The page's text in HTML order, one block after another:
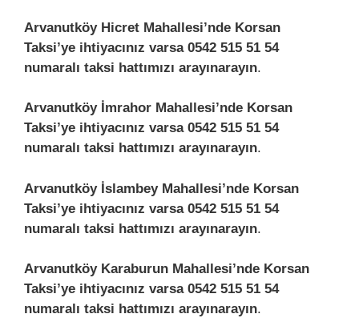
Arvanutköy Hicret Mahallesi’nde Korsan
Taksi’ye ihtiyacınız varsa 0542 515 51 54
numaralı taksi hattımızı arayınarayın.
Arvanutköy İmrahor Mahallesi’nde Korsan
Taksi’ye ihtiyacınız varsa 0542 515 51 54
numaralı taksi hattımızı arayınarayın.
Arvanutköy İslambey Mahallesi’nde Korsan
Taksi’ye ihtiyacınız varsa 0542 515 51 54
numaralı taksi hattımızı arayınarayın.
Arvanutköy Karaburun Mahallesi’nde Korsan
Taksi’ye ihtiyacınız varsa 0542 515 51 54
numaralı taksi hattımızı arayınarayın.